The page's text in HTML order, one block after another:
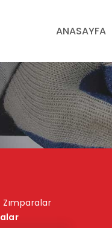
ANASAYFA
Zımparalar